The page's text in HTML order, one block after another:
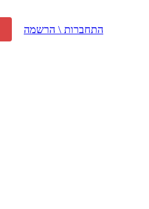
התחברות \ הרשמה